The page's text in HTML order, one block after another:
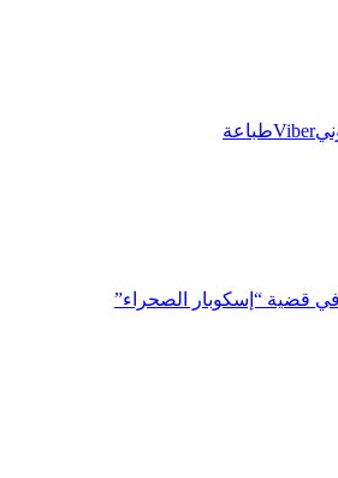
Viberطباعة
قضية “إسكوبار الصحراء”